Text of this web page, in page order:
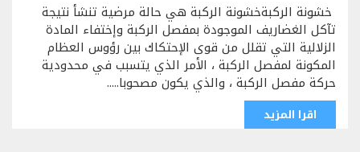
خشونة الركبةخشونة الركبة هي حالة مرضية تنشأ نتيجة
تآكل الغضاريف الموجودة بمفصل الركبة وإختفاء المادة
الزلالية التي تقلل من قوى الإحتكاك بين رؤوس العظام
المكونة لمفصل الركبة ، الأمر الذي يتسبب في محدودية
حركة مفصل الركبة ، والذي يكون مصحوبا.....
اقرا المزيد